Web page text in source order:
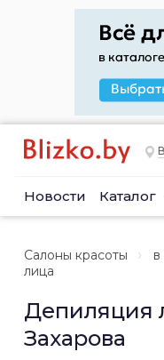
Новости Каталог
Салоны красоты
лица
Депиляция
Захарова